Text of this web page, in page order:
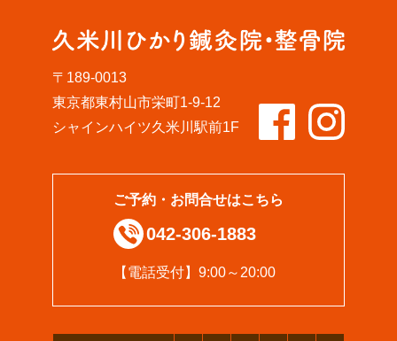
〒189-0013
東京都東村山市栄町1-9-12
シャインハイツ久米川駅前1F
ご予約・お問合せはこちら
042-306-1883
【電話受付】9:00～20:00